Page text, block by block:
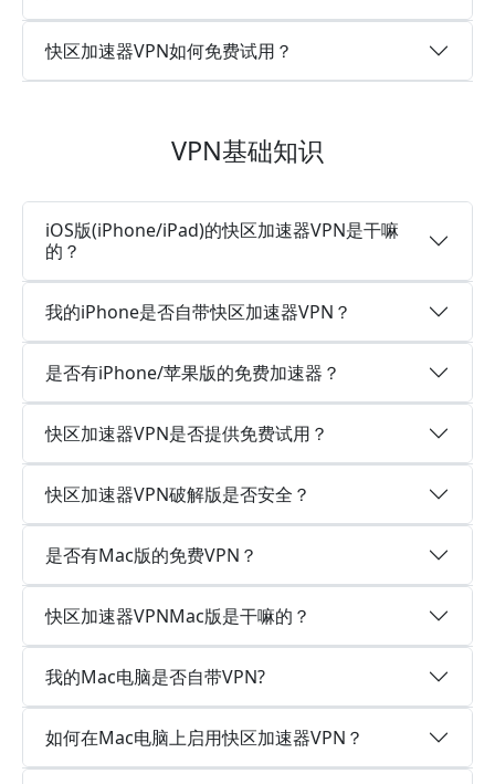
快区加速器VPN如何免费试用？
VPN基础知识
iOS版(iPhone/iPad)的快区加速器VPN是干嘛
的？
我的iPhone是否自带快区加速器VPN？
是否有iPhone/苹果版的免费加速器？
快区加速器VPN是否提供免费试用？
快区加速器VPN破解版是否安全？
是否有Mac版的免费VPN？
快区加速器VPNMac版是干嘛的？
我的Mac电脑是否自带VPN?
如何在Mac电脑上启用快区加速器VPN？